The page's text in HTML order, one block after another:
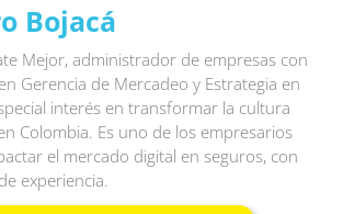
Bojacá
Mejor, administrador de empresas con
Gerencia de Mercadeo y Estrategia en
interés en transformar la cultura
Colombia. Es uno de los empresarios
el mercado digital en seguros, con
experiencia.